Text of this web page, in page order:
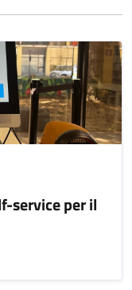
service per il